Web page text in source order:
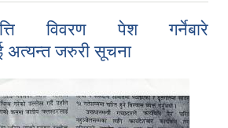
विवरण पेश गर्नेबारे
अत्यन्त जरुरी सूचना